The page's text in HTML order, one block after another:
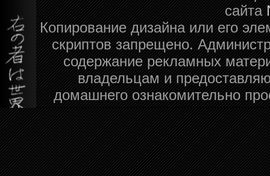
сайта
Копирование дизайна или его
скриптов запрещено.
содержание рекламных
владельцам и
домашнего ознакомительно